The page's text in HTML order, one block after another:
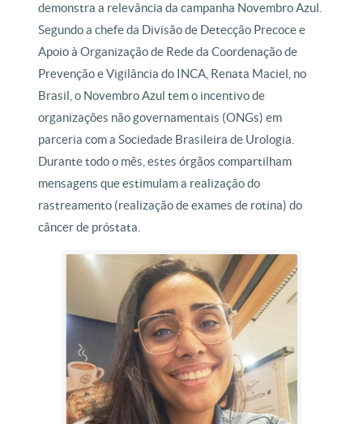
demonstra a relevância da campanha Novembro Azul.
Segundo a chefe da Divisão de Detecção Precoce e
Apoio à Organização de Rede da Coordenação de
Prevenção e Vigilância do INCA, Renata Maciel, no
Brasil, o Novembro Azul tem o incentivo de
organizações não governamentais (ONGs) em
parceria com a Sociedade Brasileira de Urologia.
Durante todo o mês, estes órgãos compartilham
mensagens que estimulam a realização do
rastreamento (realização de exames de rotina) do
câncer de próstata.